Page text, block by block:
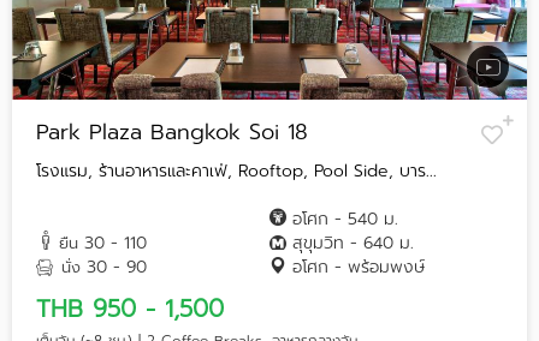
Park Plaza Bangkok Soi 18
โรงแรม, ร้านอาหารและคาเฟ่, Rooftop, Pool Side, บาร...
ยืน 30 - 110
นั่ง 30 - 90
อโศก - 540 ม.
สุขุมวิท - 640 ม.
อโศก - พร้อมพงษ์
THB 950 - 1,500